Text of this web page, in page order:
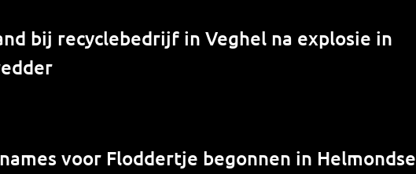
bij recyclebedrijf in Veghel na explosie in
voor Floddertje begonnen in Helmondse